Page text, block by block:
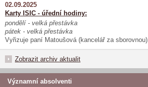
02.09.2025
Karty ISIC - úřední hodiny:
pondělí - velká přestávka
pátek - velká přestávka
Vyřizuje paní Matoušová (kancelář za sborovnou).
Zobrazit archiv aktualit
Významní absolventi